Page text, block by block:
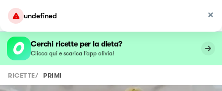
undefined
Cerchi ricette per la dieta?
Clicca qui e scarica l’app olivia!
RICETTE/ PRIMI